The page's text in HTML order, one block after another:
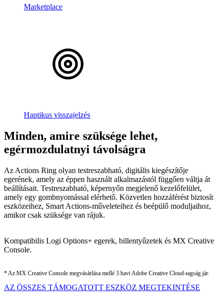
Marketplace
Haptikus visszajelzés
Minden, amire szüksége lehet,
egérmozdulatnyi távolságra
Az Actions Ring olyan testreszabható, digitális kiegészítője
egerének, amely az éppen használt alkalmazástól függően váltja át
beállításait. Testreszabható, képernyőn megjelenő kezelőfelület,
amely egy gombnyomással elérhető. Közvetlen hozzáférést biztosít
eszközeihez, Smart Actions-műveleteihez és beépülő moduljaihoz,
amikor csak szüksége van rájuk.
Kompatibilis Logi Options+ egerek, billentyűzetek és MX Creative
Console.
* Az MX Creative Console megvásárlása mellé 3 havi Adobe Creative Cloud-tagság jár.
AZ ÖSSZES TÁMOGATOTT ESZKÖZ MEGTEKINTÉSE